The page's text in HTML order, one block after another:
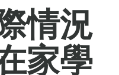
情況
家學